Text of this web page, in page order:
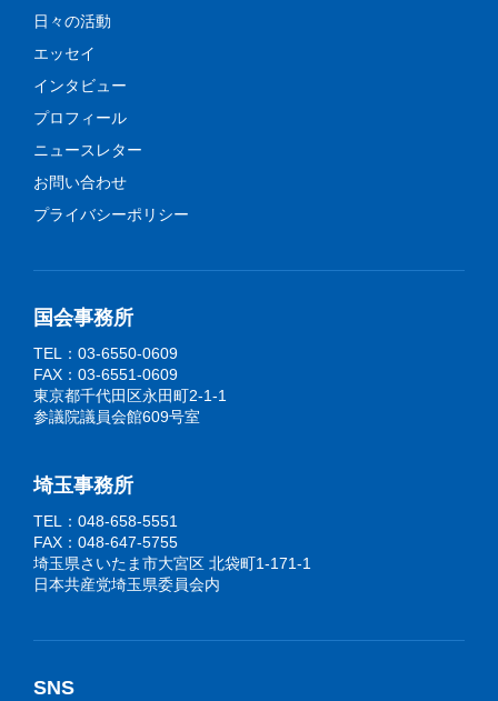
日々の活動
エッセイ
インタビュー
プロフィール
ニュースレター
お問い合わせ
プライバシーポリシー
国会事務所
TEL：03-6550-0609
FAX：03-6551-0609
東京都千代田区永田町2-1-1
参議院議員会館609号室
埼玉事務所
TEL：048-658-5551
FAX：048-647-5755
埼玉県さいたま市大宮区 北袋町1-171-1
日本共産党埼玉県委員会内
SNS